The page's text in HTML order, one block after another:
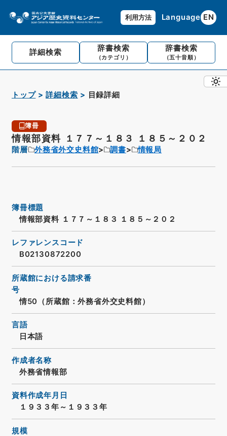
利用方法 Language EN
詳細検索 辞書検索
（カテゴリ）
辞書検索
（五十音順）
トップ 詳細検索 目録詳細
簿冊
情報部資料 １７７～１８３ １８５～２０２
階層 外務省外交史料館 調書 情報局
簿冊標題
情報部資料 １７７～１８３ １８５～２０２
レファレンスコード
B02130872200
所蔵館における請求番
号
情50（所蔵館：外務省外交史料館）
言語
日本語
作成者名称
外務省情報部
資料作成年月日
１９３３年～１９３３年
規模